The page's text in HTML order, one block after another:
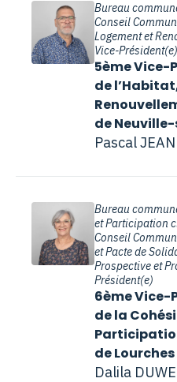
Bureau
Conseil
Logement et
Vice-Président(e)
5ème Vice-
de
de
Pascal JEAN
Bureau
et Participation
Conseil
et Pacte de
Prospective et
Président(e)
6ème Vice-
de la
de Lourches
Dalila